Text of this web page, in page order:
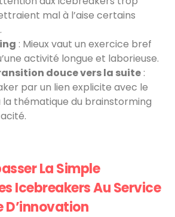
mal à l’aise certains
: Mieux vaut un exercice bref
activité longue et laborieuse.
douce vers la suite :
par un lien explicite avec le
la thématique du brainstorming
La Simple
Icebreakers Au Service
D’innovation